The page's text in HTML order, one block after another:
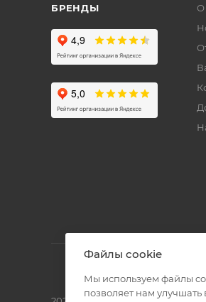
БРЕНДЫ
О
Файлы cookie
Мы используем файлы
позволяет нам